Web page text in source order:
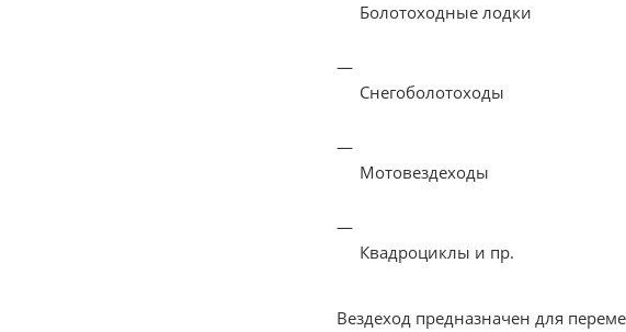
Болотоходные лодки
Снегоболотоходы
Мотовездеходы
Квадроциклы и пр.
Вездеход предназначен для